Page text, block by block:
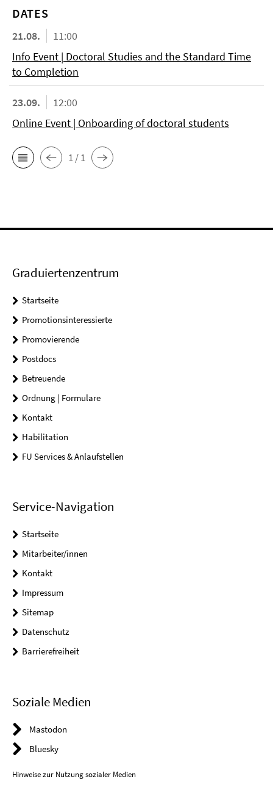
DATES
21.08.
11:00
Info Event | Doctoral Studies and the Standard Time
to Completion
23.09.
12:00
Online Event | Onboarding of doctoral students
1 / 1
Graduiertenzentrum
Startseite
Promotionsinteressierte
Promovierende
Postdocs
Betreuende
Ordnung | Formulare
Kontakt
Habilitation
FU Services & Anlaufstellen
Service-Navigation
Startseite
Mitarbeiter/innen
Kontakt
Impressum
Sitemap
Datenschutz
Barrierefreiheit
Soziale Medien
Mastodon
Bluesky
Hinweise zur Nutzung sozialer Medien